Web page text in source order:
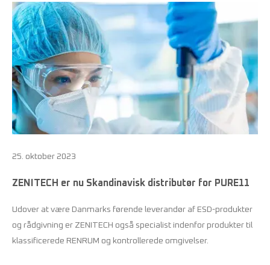
25. oktober 2023
ZENITECH er nu Skandinavisk distributør for PURE11
Udover at være Danmarks førende leverandør af ESD-produkter
og rådgivning er ZENITECH også specialist indenfor produkter til
klassificerede RENRUM og kontrollerede omgivelser.